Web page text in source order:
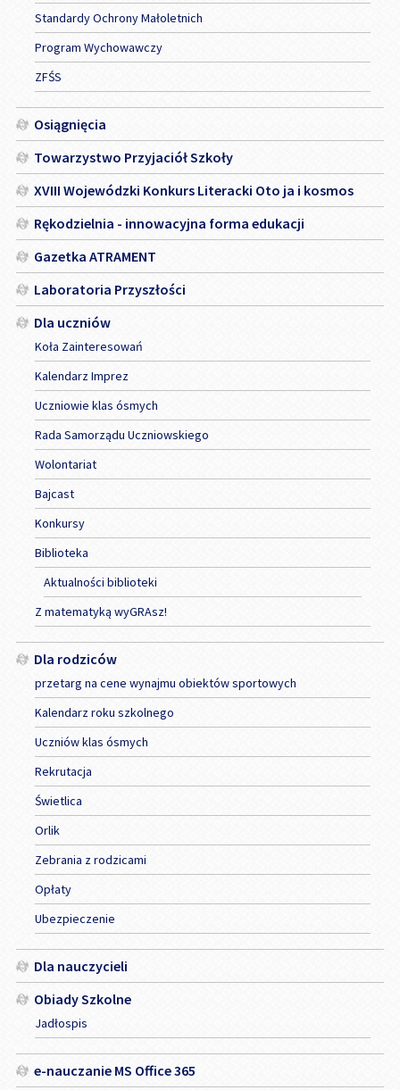
Standardy Ochrony Małoletnich
Program Wychowawczy
ZFŚS
Osiągnięcia
Towarzystwo Przyjaciół Szkoły
XVIII Wojewódzki Konkurs Literacki Oto ja i kosmos
Rękodzielnia - innowacyjna forma edukacji
Gazetka ATRAMENT
Laboratoria Przyszłości
Dla uczniów
Koła Zainteresowań
Kalendarz Imprez
Uczniowie klas ósmych
Rada Samorządu Uczniowskiego
Wolontariat
Bajcast
Konkursy
Biblioteka
Aktualności biblioteki
Z matematyką wyGRAsz!
Dla rodziców
przetarg na cene wynajmu obiektów sportowych
Kalendarz roku szkolnego
Uczniów klas ósmych
Rekrutacja
Świetlica
Orlik
Zebrania z rodzicami
Opłaty
Ubezpieczenie
Dla nauczycieli
Obiady Szkolne
Jadłospis
e-nauczanie MS Office 365